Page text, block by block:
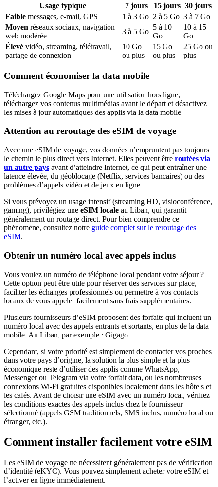
Usage typique 7 jours 15 jours 30jours
Faible messages, e-mail, GPS 1 à 3 Go 2 à 5 Go 3 à 7 Go
Moyen réseaux sociaux, navigation
web modérée
3 à 5 Go
5 à 10
Go
10 à 15
Go
Élevé vidéo, streaming, télétravail,
partage de connexion
10 Go
ou plus
15 Go
ou plus
25 Go ou
plus
Comment économiser la data mobile
Téléchargez Google Maps pour une utilisation hors ligne,
téléchargez vos contenus multimédias avant le départ et désactivez
les mises à jour automatiques des applis via la data mobile.
Attention au reroutage des eSIM de voyage
Avec une eSIM de voyage, vos données n’empruntent pas toujours
le chemin le plus direct vers Internet. Elles peuvent être routées via
un autre pays avant d’atteindre Internet, ce qui peut entraîner une
latence élevée, du géoblocage (Netflix, services bancaires) ou des
problèmes d’appels vidéo et de jeux en ligne.
Si vous prévoyez un usage intensif (streaming HD, visioconférence,
gaming), privilégiez une eSIM locale au Liban, qui garantit
généralement un routage direct. Pour bien comprendre ce
phénomène, consultez notre guide complet sur le reroutage des
eSIM.
Obtenir un numéro local avec appels inclus
Vous voulez un numéro de téléphone local pendant votre séjour ?
Cette option peut être utile pour réserver des services sur place,
faciliter les échanges professionnels ou permettre à vos contacts
locaux de vous appeler facilement sans frais supplémentaires.
Plusieurs fournisseurs d’eSIM proposent des forfaits qui incluent un
numéro local avec des appels entrants et sortants, en plus de la data
mobile. Au Liban, par exemple : Gigago.
Cependant, si votre priorité est simplement de contacter vos proches
dans votre pays d’origine, la solution la plus simple et la plus
économique reste d’utiliser des applis comme WhatsApp,
Messenger ou Telegram via votre forfait data, ou les nombreuses
connexions Wi‑Fi gratuites disponibles localement dans les hôtels et
les cafés. Avant de choisir une eSIM avec un numéro local, vérifiez
les conditions exactes des appels inclus chez le fournisseur
sélectionné (appels GSM traditionnels, SMS inclus, numéro local ou
étranger, etc.).
Comment installer facilement votre eSIM
Les eSIM de voyage ne nécessitent généralement pas de vérification
d’identité (eKYC). Vous pouvez simplement acheter votre eSIM et
l’activer en ligne immédiatement.